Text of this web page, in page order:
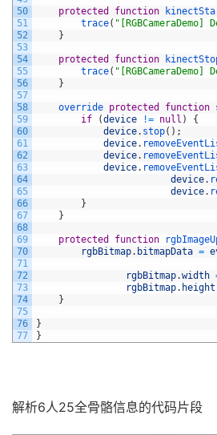
50
51
52
53
54
55
56
57
58
59
60
61
62
63
64
65
66
67
68
69
70
71
72
73
74
75
76
77
protected function
trace(
}
protected function
trace(
}
override protected function
if
(device != null )
{
device. stop( ) ;
device.
device.
device.
device.
device.
}
}
protected function
rgbBitmap. bitmapData =
rgbBitmap.width
rgbBitmap. height
}
}
}
解析6人25全骨骼信息的代码片段